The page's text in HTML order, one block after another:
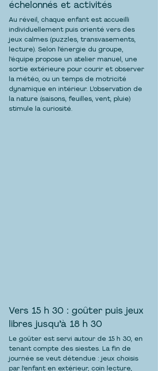
échelonnés et activités
Au réveil, chaque enfant est accueilli
individuellement puis orienté vers des
jeux calmes (puzzles, transvasements,
lecture). Selon l’énergie du groupe,
l’équipe propose un atelier manuel, une
sortie extérieure pour courir et observer
la météo, ou un temps de motricité
dynamique en intérieur. L’observation de
la nature (saisons, feuilles, vent, pluie)
stimule la curiosité.
Vers 15 h 30 : goûter puis jeux
libres jusqu’à 18 h 30
Le goûter est servi autour de 15 h 30, en
tenant compte des siestes. La fin de
journée se veut détendue : jeux choisis
par l’enfant en extérieur, coin lecture,